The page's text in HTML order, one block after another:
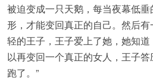
被迫变成一只天鹅，每当夜幕低
形，才能变回真正的自己。然后
轻的王子，王子爱上了她，她知
以再变回一个真正的女人，王子
跑了。”